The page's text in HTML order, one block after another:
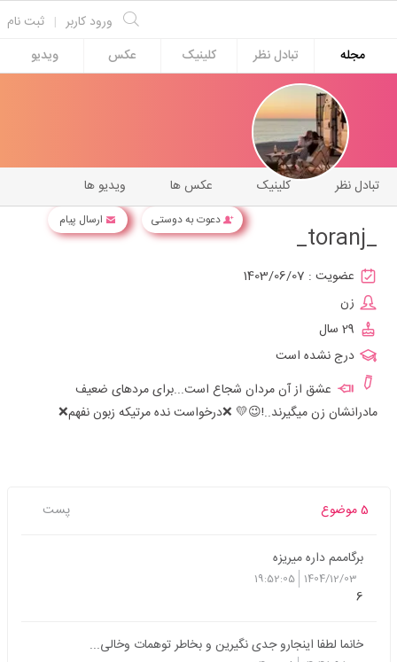
ثبت نام | ورود کاربر
مجله
تبادل نظر کلینیک عکس ویدیو
دعوت به دوستی ارسال پیام
ویدیو ها عکس ها کلینیک تبادل نظر
_toranj_
عضویت : 1403/06/07
زن
29 سال
درج نشده است
عشق از آن مردان شجاع است...برای مردهای ضعیف
مادرانشان زن میگیرند..!😉💛 ❌️درخواست نده مرتیکه زبون نفهم❌️
5 موضوع پست
برگاممم داره میریزه
1404/12/03
19:52:05
6
خانما لطفا اینجارو جدی نگیرین و بخاطر توهمات وخالی...